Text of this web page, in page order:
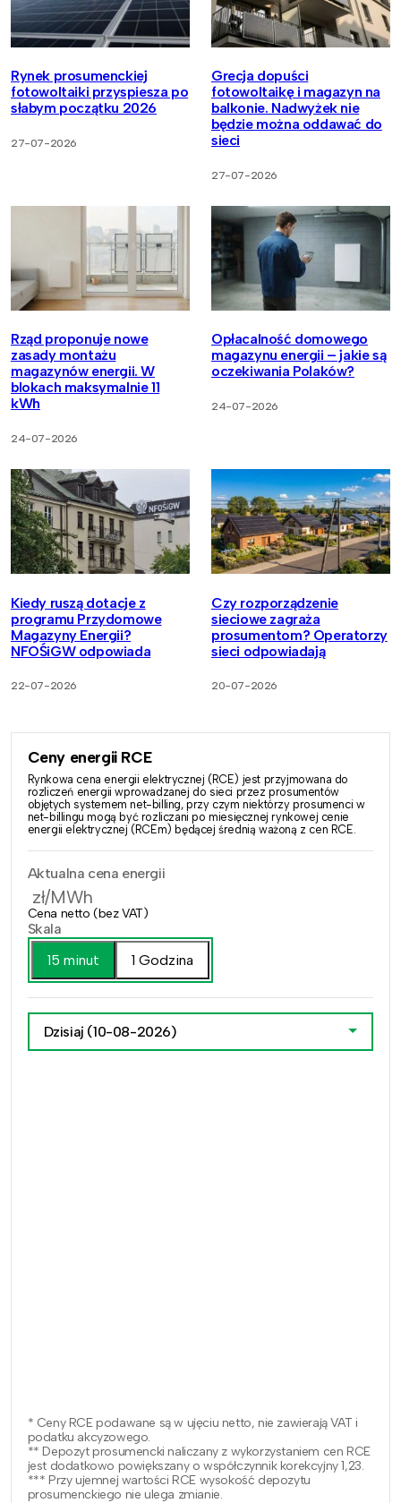
Rynek prosumenckiej
fotowoltaiki przyspiesza po
słabym początku 2026
27-07-2026
Grecja dopuści
fotowoltaikę i magazyn na
balkonie. Nadwyżek nie
będzie można oddawać do
sieci
27-07-2026
Rząd proponuje nowe
zasady montażu
magazynów energii. W
blokach maksymalnie 11
kWh
24-07-2026
Opłacalność domowego
magazynu energii – jakie są
oczekiwania Polaków?
24-07-2026
Kiedy ruszą dotacje z
programu Przydomowe
Magazyny Energii?
NFOŚiGW odpowiada
22-07-2026
Czy rozporządzenie
sieciowe zagraża
prosumentom? Operatorzy
sieci odpowiadają
20-07-2026
Ceny energii RCE
Rynkowa cena energii elektrycznej (RCE) jest przyjmowana do
rozliczeń energii wprowadzanej do sieci przez prosumentów
objętych systemem net-billing, przy czym niektórzy prosumenci w
net-billingu mogą być rozliczani po miesięcznej rynkowej cenie
energii elektrycznej (RCEm) będącej średnią ważoną z cen RCE.
Aktualna cena energii
zł/MWh
Cena netto (bez VAT)
Skala
15 minut
1 Godzina
Dzisiaj (10-08-2026)
* Ceny RCE podawane są w ujęciu netto, nie zawierają VAT i
podatku akcyzowego.
** Depozyt prosumencki naliczany z wykorzystaniem cen RCE
jest dodatkowo powiększany o współczynnik korekcyjny 1,23.
*** Przy ujemnej wartości RCE wysokość depozytu
prosumenckiego nie ulega zmianie.